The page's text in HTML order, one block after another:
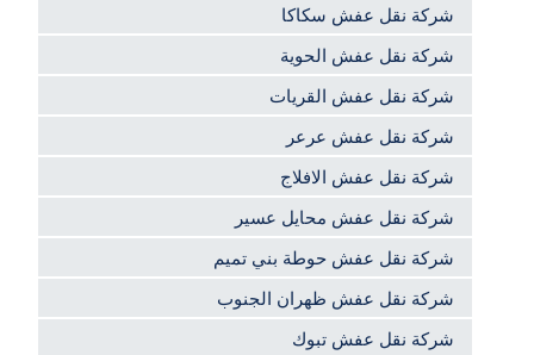
شركة نقل عفش سكاكا
شركة نقل عفش الحوية
شركة نقل عفش القريات
شركة نقل عفش عرعر
شركة نقل عفش الافلاج
شركة نقل عفش محايل عسير
شركة نقل عفش حوطة بني تميم
شركة نقل عفش ظهران الجنوب
شركة نقل عفش تبوك